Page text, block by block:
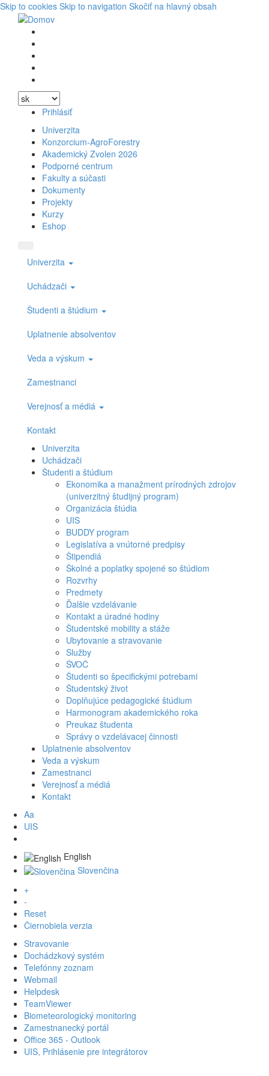
Skip to cookies Skip to navigation Skočiť na hlavný obsah
Prihlásiť
Univerzita
Konzorcium-AgroForestry
Akademický Zvolen 2026
Podporné centrum
Fakulty a súčasti
Dokumenty
Projekty
Kurzy
Eshop
Univerzita
Uchádzači
Študenti a štúdium
Uplatnenie absolventov
Veda a výskum
Zamestnanci
Verejnosť a médiá
Kontakt
Univerzita
Uchádzači
Študenti a štúdium
Ekonomika a manažment prírodných zdrojov
(univerzitný študijný program)
Organizácia štúdia
UIS
BUDDY program
Legislatíva a vnútorné predpisy
Štipendiá
Školné a poplatky spojené so štúdiom
Rozvrhy
Predmety
Ďalšie vzdelávanie
Kontakt a úradné hodiny
Študentské mobility a stáže
Ubytovanie a stravovanie
Služby
ŠVOČ
Študenti so špecifickými potrebami
Študentský život
Doplňujúce pedagogické štúdium
Harmonogram akademického roka
Preukaz študenta
Správy o vzdelávacej činnosti
Uplatnenie absolventov
Veda a výskum
Zamestnanci
Verejnosť a médiá
Kontakt
Aa
UIS
English
Slovenčina
+
-
Reset
Čiernobiela verzia
Stravovanie
Dochádzkový systém
Telefónny zoznam
Webmail
Helpdesk
TeamViewer
Biometeorologický monitoring
Zamestnanecký portál
Office 365 - Outlook
UIS, Prihlásenie pre integrátorov